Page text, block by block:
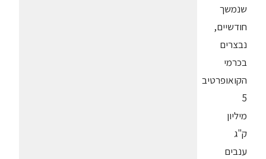
שנמשך
חודשיים,
נבצרים
בכרמי
הקואופרטיב
5
מיליון
ק"ג
ענבים